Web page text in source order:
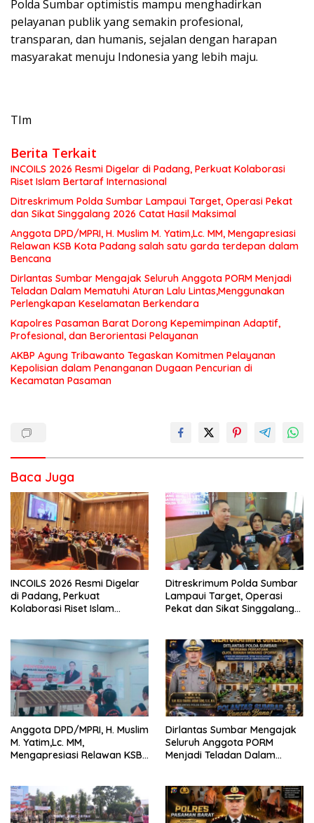
Polda Sumbar optimistis mampu menghadirkan
pelayanan publik yang semakin profesional,
transparan, dan humanis, sejalan dengan harapan
masyarakat menuju Indonesia yang lebih maju.
TIm
Berita Terkait
INCOILS 2026 Resmi Digelar di Padang, Perkuat Kolaborasi
Riset Islam Bertaraf Internasional
Ditreskrimum Polda Sumbar Lampaui Target, Operasi Pekat
dan Sikat Singgalang 2026 Catat Hasil Maksimal
Anggota DPD/MPRI, H. Muslim M. Yatim,Lc. MM, Mengapresiasi
Relawan KSB Kota Padang salah satu garda terdepan dalam
Bencana
Dirlantas Sumbar Mengajak Seluruh Anggota PORM Menjadi
Teladan Dalam Mematuhi Aturan Lalu Lintas,Menggunakan
Perlengkapan Keselamatan Berkendara
Kapolres Pasaman Barat Dorong Kepemimpinan Adaptif,
Profesional, dan Berorientasi Pelayanan
AKBP Agung Tribawanto Tegaskan Komitmen Pelayanan
Kepolisian dalam Penanganan Dugaan Pencurian di
Kecamatan Pasaman
Baca Juga
INCOILS 2026 Resmi Digelar
di Padang, Perkuat
Kolaborasi Riset Islam
Ditreskrimum Polda Sumbar
Lampaui Target, Operasi
Pekat dan Sikat Singgalang
Anggota DPD/MPRI, H. Muslim
M. Yatim,Lc. MM,
Mengapresiasi Relawan KSB
Bencana
Dirlantas Sumbar Mengajak
Seluruh Anggota PORM
Menjadi Teladan Dalam
Perlengkapan Keselamatan
Berkendara